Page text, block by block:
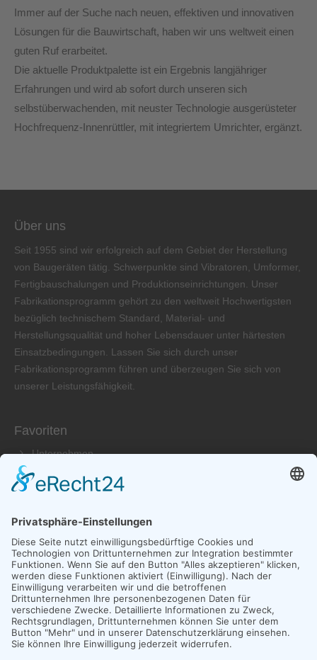
Immer auf der Suche nach neuen, effektiven und innovativen
Lösungen für die Bauwirtschaft, haben wir uns weltweit einen
guten Ruf erarbeitet.
Die aktuelle Produktpalette ist ein Ergebnis langjähriger
Erfahrungen und wird ab sofort durch unseren sich
selbstüberwachenden, mit neuster Technologie ausgerüsteter
Hochfrequenz-Innenrüttler, mit integriertem Umrichter, ergänzt.
Über uns
Seit 1955 sind wir erfolgreich auf dem Gebiet der Herstellung
von Baugeräten tätig. Schwerpunkte sind Vibratoren, Umformer,
Fertigbauschalungen und Produktionseinrichtungen. Unser
Fabrikationsprogramm gehört zu den weltweit Hochwertigsten
bezüglich technischem Standard, Material- und
Herstellungsqualität und hoher Lebensdauer unter härtesten
Einsatzbedingungen. Lassen Sie sich durch unser
Fabrikationsprogramm führen und überzeugen Sie sich von
unserer Leistungsfähigkeit.
Favoriten
Unternehmen
Produkte
Händler
Kontakt aufnehmen
Laier GmbH Vibrationstechnik
Adresse: Karl-Benz-Straße 5-9
79761 Waldshut-Tiengen